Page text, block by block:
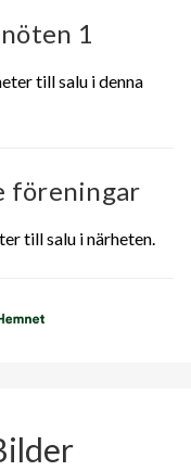
1
till salu i denna
föreningar
till salu i närheten.